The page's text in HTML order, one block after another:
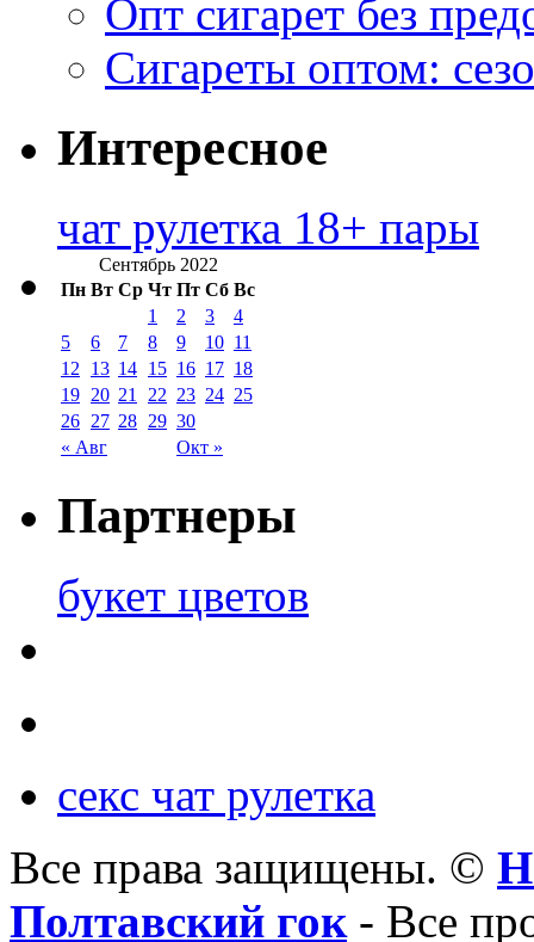
Опт сигарет без
Сигареты оптом:
Интересное
чат рулетка 18+ пары
Сентябрь 2022
Пн Вт Ср Чт Пт Сб Вс
« Авг Окт »
1 2 3
4
5
6 7 8 9 10 11
12
13 14 15 16 17 18
19 20 21 22 23 24 25
26 27 28 29 30
Партнеры
букет цветов
секс чат рулетка
Все права защищены. ©
Полтавский гок- Все